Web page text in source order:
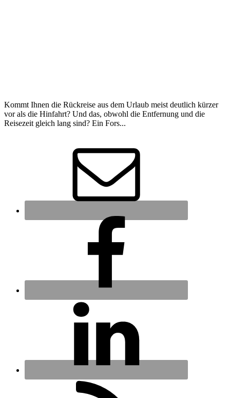
Kommt Ihnen die Rückreise aus dem Urlaub meist deutlich kürzer
vor als die Hinfahrt? Und das, obwohl die Entfernung und die
Reisezeit gleich lang sind? Ein Fors...